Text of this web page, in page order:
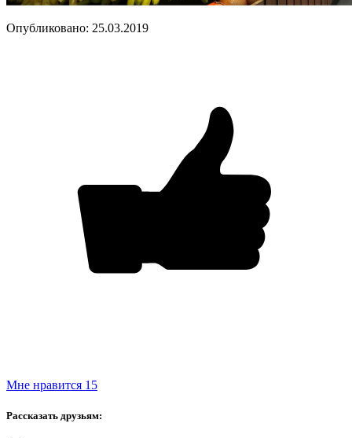
Опубликовано: 25.03.2019
Мне нравится 15
Рассказать друзьям: